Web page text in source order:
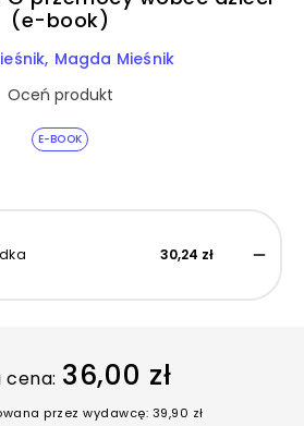
E-BOOK
(e-book)
Magda Mieśnik
Oceń produkt
30,24 zł
cena: 36,00 zł
przez wydawcę: 39,90 zł